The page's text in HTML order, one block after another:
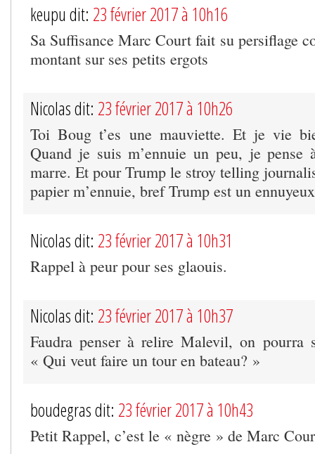
keupu dit: 23 février 2017 à 10h16
Sa Suffisance Marc Court fait su persiflage
montant sur ses petits ergots
Nicolas dit: 23 février 2017 à 10h26
Toi Boug t’es une mauviette. Et je vie
Quand je suis m’ennuie un peu, je
marre. Et pour Trump le stroy telling
papier m’ennuie, bref Trump est un
Nicolas dit: 23 février 2017 à 10h31
Rappel à peur pour ses glaouis.
Nicolas dit: 23 février 2017 à 10h37
Faudra penser à relire Malevil, on pourra
« Qui veut faire un tour en bateau? »
boudegras dit: 23 février 2017 à 10h43
Petit Rappel, c’est le « nègre » de Marc